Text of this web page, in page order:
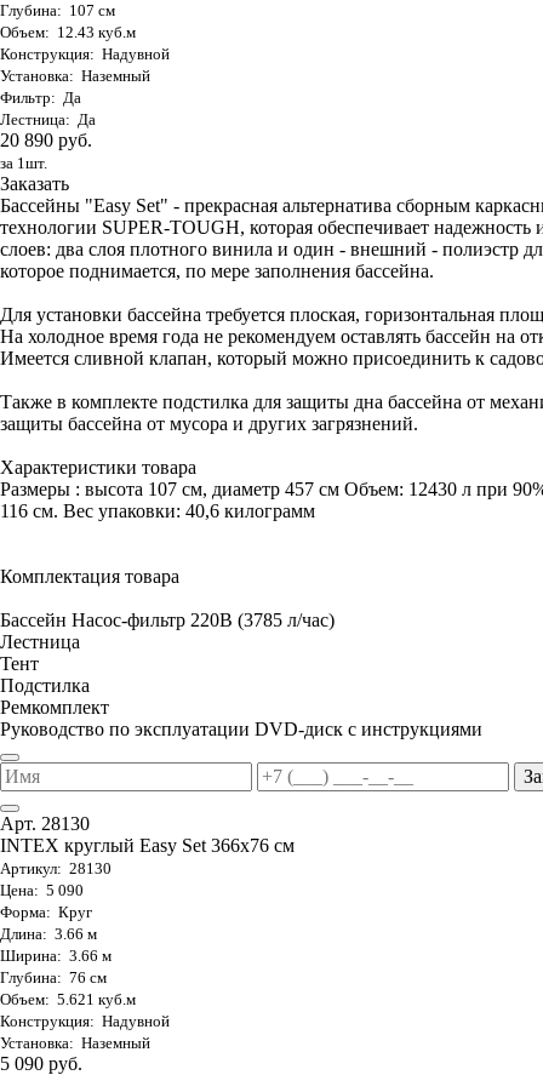
Глубина: 107 см
Объем: 12.43 куб.м
Конструкция: Надувной
Установка: Наземный
Фильтр: Да
Лестница: Да
20 890 руб.
за 1шт.
Заказать
Бассейны "Easy Set" - прекрасная альтернатива сборным
технологии SUPER-TOUGH, которая обеспечивает
слоев: два слоя плотного винила и один - внешний - полиэстр
которое поднимается, по мере заполнения бассейна.
Для установки бассейна требуется плоская, горизонтальная
На холодное время года не рекомендуем оставлять бассейн на
Имеется сливной клапан, который можно присоединить к
Также в комплекте подстилка для защиты дна бассейна от
защиты бассейна от мусора и других загрязнений.
Характеристики товара
Размеры : высота 107 см, диаметр 457 см Объем: 12430 л при
116 см. Вес упаковки: 40,6 килограмм
Комплектация товара
Бассейн Насос-фильтр 220В (3785 л/час)
Лестница
Тент
Подстилка
Ремкомплект
Руководство по эксплуатации DVD-диск с инструкциями
Арт. 28130
INTEX круглый Easy Set 366х76 см
Артикул: 28130
Цена: 5 090
Форма: Круг
Длина: 3.66 м
Ширина: 3.66 м
Глубина: 76 см
Объем: 5.621 куб.м
Конструкция: Надувной
Установка: Наземный
5 090 руб.